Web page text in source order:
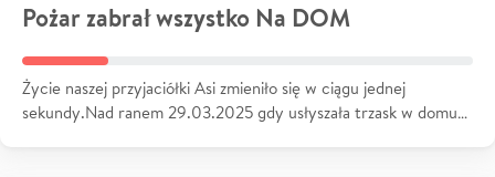
Pożar zabrał wszystko Na DOM
Życie naszej przyjaciółki Asi zmieniło się w ciągu jednej
sekundy.Nad ranem 29.03.2025 gdy usłyszała trzask w domu…